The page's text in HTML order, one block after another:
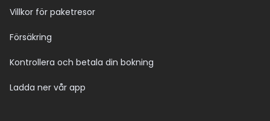
Villkor för paketresor
Försäkring
Kontrollera och betala din bokning
Ladda ner vår app